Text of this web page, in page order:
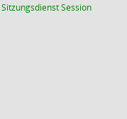
SitzungsdienstSession(Wird in